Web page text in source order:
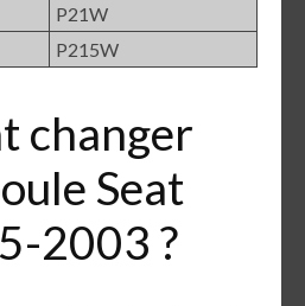
P21W
P215W
changer
Seat
2003 ?